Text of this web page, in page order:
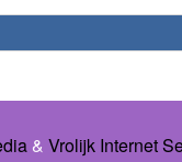
& Vrolijk Internet